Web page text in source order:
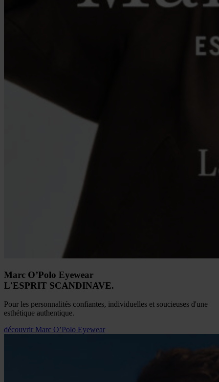
Marc O’Polo Eyewear
L'ESPRIT SCANDINAVE.
Pour les personnalités confiantes, individuelles et soucieuses d'une
esthétique authentique.
découvrir Marc O’Polo Eyewear